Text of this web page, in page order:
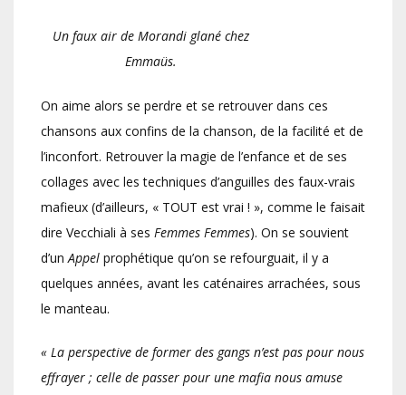
Un faux air de Morandi glané chez
Emmaüs.
On aime alors se perdre et se retrouver dans ces
chansons aux confins de la chanson, de la facilité et de
l’inconfort. Retrouver la magie de l’enfance et de ses
collages avec les techniques d’anguilles des faux-vrais
mafieux (d’ailleurs, « TOUT est vrai ! », comme le faisait
dire Vecchiali à ses Femmes Femmes). On se souvient
d’unAppel prophétique qu’on se refourguait, il y a
quelques années, avant les caténaires arrachées, sous
le manteau.
« La perspective de former des gangs n’est pas pour nous
effrayer ; celle de passer pour une mafia nous amuse